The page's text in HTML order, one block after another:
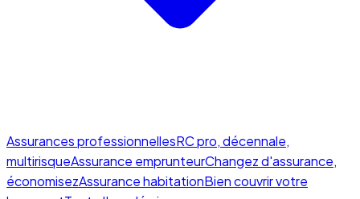
Assurances professionnellesRC pro, décennale,
multirisqueAssurance emprunteurChangez d'assurance,
économisezAssurance habitationBien couvrir votre